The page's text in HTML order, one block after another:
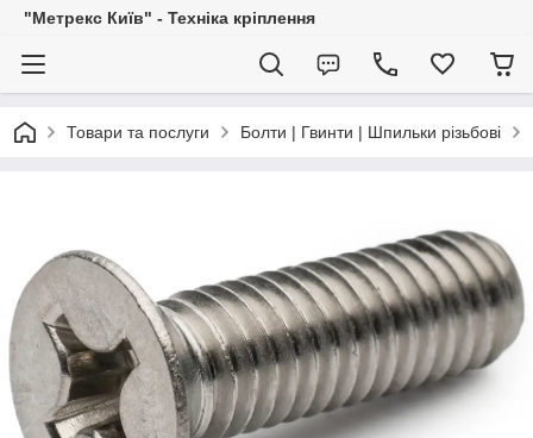
"Метрекс Київ" - Техніка кріплення
Товари та послуги Болти | Гвинти | Шпильки різьбові